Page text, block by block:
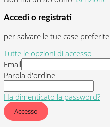
Accedi o registrati
per salvare le tue case
Tutte le opzioni di accesso
Email
Parola d'ordine
Ha dimenticato la password?
Accesso